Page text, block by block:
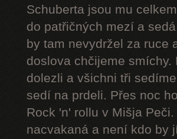
Schuberta jsou mu
do patřičných mezí a
by tam nevydržel za ruce
doslova chčijeme
dolezli a všichni tři
sedí na prdeli. Přes noc
Rock 'n' rollu v Mišja
nacvakaná a není kdo by